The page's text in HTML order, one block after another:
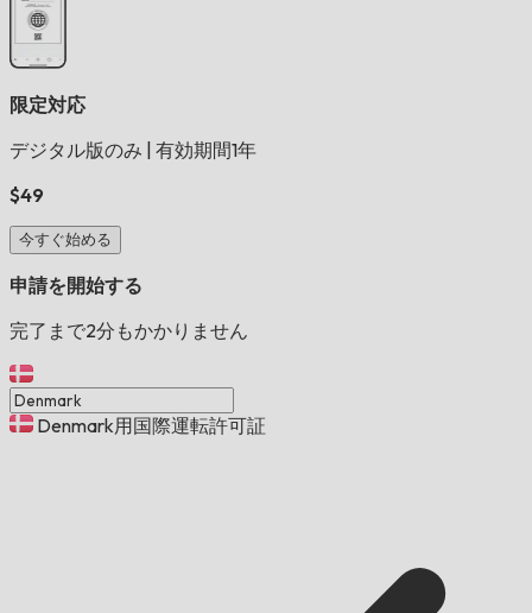
限定対応
デジタル版のみ 有効期間1年
$49
今すぐ始める
申請を開始する
完了まで2分もかかりません
Denmark用国際運転許可証